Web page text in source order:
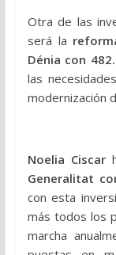
Otra de las
será la
Dénia con
las
modernización
Noelia Ciscar
Generalitat
con esta
más todos los
marcha